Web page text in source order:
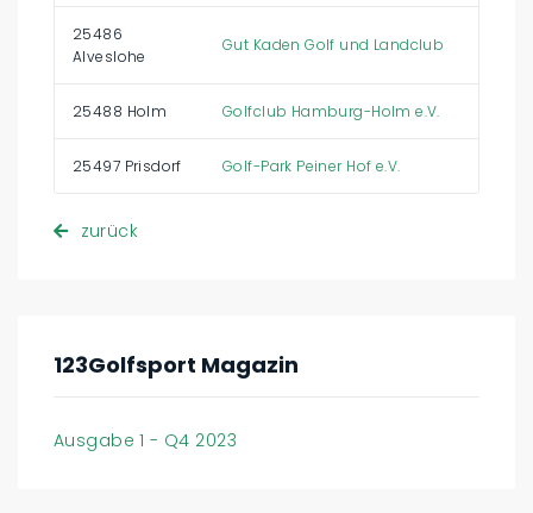
25486
Alveslohe
Gut Kaden Golf und Landclub
25488 Holm Golfclub Hamburg-Holm e.V.
25497 Prisdorf Golf-Park Peiner Hof e.V.
zurück
123Golfsport Magazin
Ausgabe 1 - Q4 2023